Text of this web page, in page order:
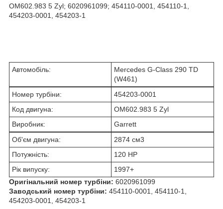
OM602.983 5 Zyl; 6020961099; 454110-0001, 454110-1,
454203-0001, 454203-1
Автомобіль:
Mercedes G-Class 290 TD
(W461)
Номер турбіни:
454203-0001
Код двигуна:
OM602.983 5 Zyl
Виробник:
Garrett
Об'єм двигуна:
2874 см3
Потужність:
120 HP
Рік випуску:
1997+
Оригінальний номер турбіни: 6020961099
Заводський номер турбіни: 454110-0001, 454110-1,
454203-0001, 454203-1